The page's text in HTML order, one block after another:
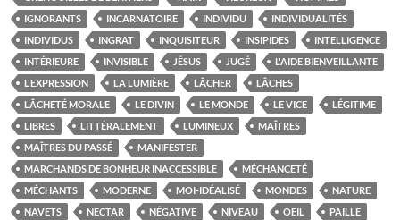
IGNORANTS
INCARNATOIRE INDIVIDU
INDIVIDUALITÉS
INDIVIDUS
INGRAT INQUISITEUR INSIPIDES
INTELLIGENCE
INTÉRIEURE
INVISIBLE JÉSUS JUGÉ
L'AIDE BIENVEILLANTE
L'EXPRESSION
LA LUMIÈRE LÂCHER
LÂCHES
LÂCHETÉ MORALE
LE DIVIN LE MONDE LE VICE
LÉGITIME
LIBRES
LITTÉRALEMENT LUMINEUX
MAÎTRES
MAÎTRES DU PASSÉ
MANIFESTER
MARCHANDS DE BONHEUR INACCESSIBLE
MÉCHANCETÉ
MÉCHANTS
MODERNE MOI-IDÉALISÉ MONDES
NATURE
NAVETS
NECTAR NÉGATIVE NIVEAU OEIL
PAILLE